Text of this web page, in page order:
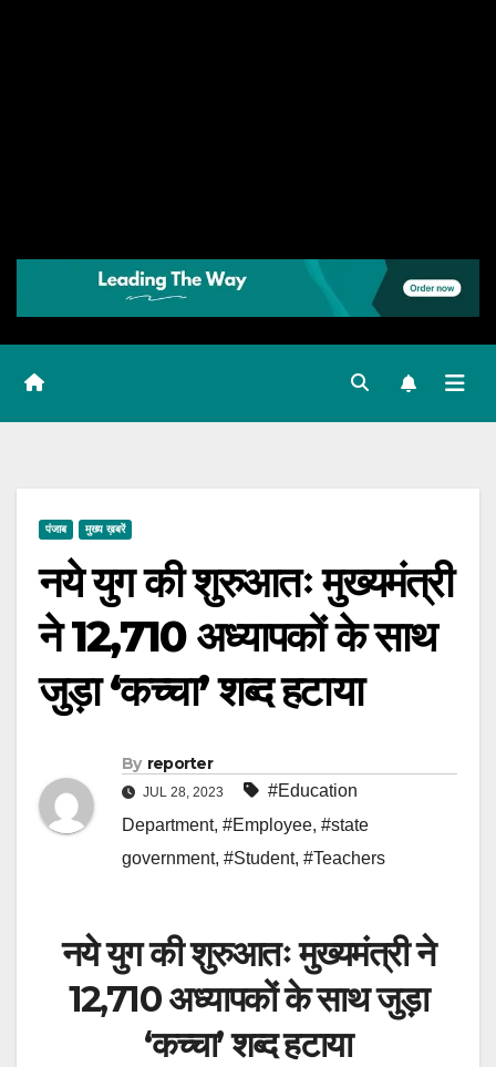
पंजाब मुख्य ख़बरें
नये युग की शुरुआतः मुख्यमंत्री
ने 12,710 अध्यापकों के साथ
जुड़ा ‘कच्चा’ शब्द हटाया
By reporter
JUL 28, 2023
#Education
Department, #Employee, #state
government, #Student, #Teachers
नये युग की शुरुआतः मुख्यमंत्री ने
12,710 अध्यापकों के साथ जुड़ा
‘कच्चा’ शब्द हटाया